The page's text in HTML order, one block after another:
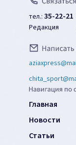
тел.: 35-22-21
Редакция
Главная
Новости
Статьи